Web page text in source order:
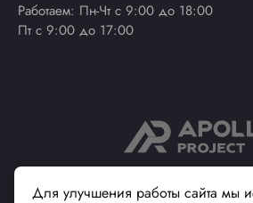
Работаем: Пн-Чт с 9:00 до 18:00
Пт с 9:00 до 17:00
Для улучшения работы сайта мы